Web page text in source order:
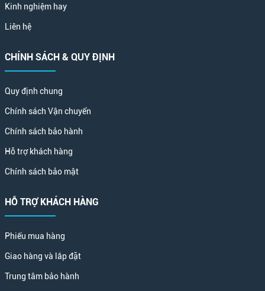
Kinh nghiệm hay
Liên hệ
CHÍNH SÁCH & QUY ĐỊNH
Quy định chung
Chính sách Vận chuyển
Chính sách bảo hành
Hỗ trợ khách hàng
Chính sách bảo mật
HỖ TRỢ KHÁCH HÀNG
Phiếu mua hàng
Giao hàng và lắp đặt
Trung tâm bảo hành